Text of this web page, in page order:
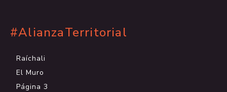
#AlianzaTerritorial
Raíchali
El Muro
Página 3